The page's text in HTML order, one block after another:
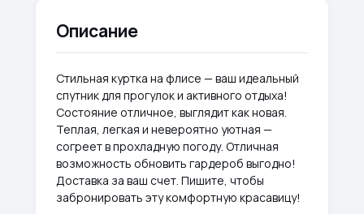
Описание
Стильная куртка на флисе — ваш идеальный
спутник для прогулок и активного отдыха!
Состояние отличное, выглядит как новая.
Теплая, легкая и невероятно уютная —
согреет в прохладную погоду. Отличная
возможность обновить гардероб выгодно!
Доставка за ваш счет. Пишите, чтобы
забронировать эту комфортную красавицу!